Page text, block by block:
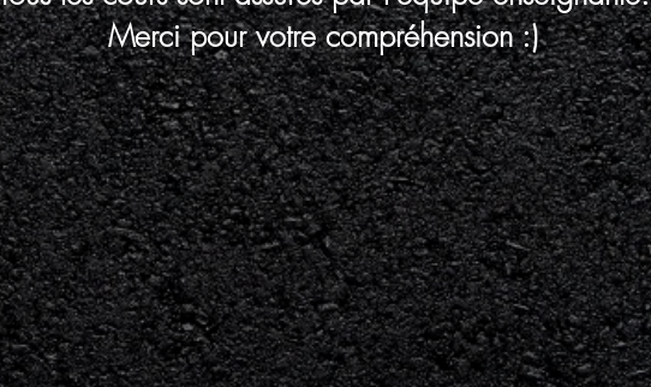
Merci pour votre compréhension :)